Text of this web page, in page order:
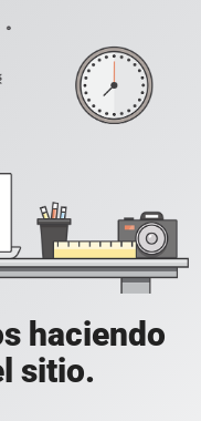
haciendo
sitio.